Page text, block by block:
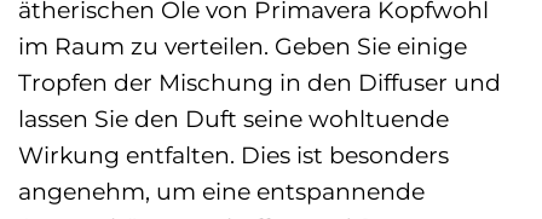
ätherischen Öle von Primavera Kopfwohl
im Raum zu verteilen. Geben Sie einige
Tropfen der Mischung in den Diffuser und
lassen Sie den Duft seine wohltuende
Wirkung entfalten. Dies ist besonders
angenehm, um eine entspannende